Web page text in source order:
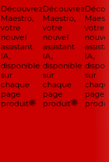
Maestro,
votre
nouvel
assistant
IA,
sur
chaque
page
produit
Découvrez
Maestro,
votre
nouvel
assistant
IA,
disponible
sur
chaque
page
produit
votre
nouvel
IA,
sur
page
produit